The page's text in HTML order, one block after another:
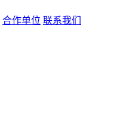
合作单位 联系我们